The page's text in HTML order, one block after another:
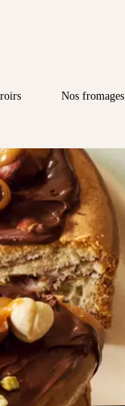
Nos fromages